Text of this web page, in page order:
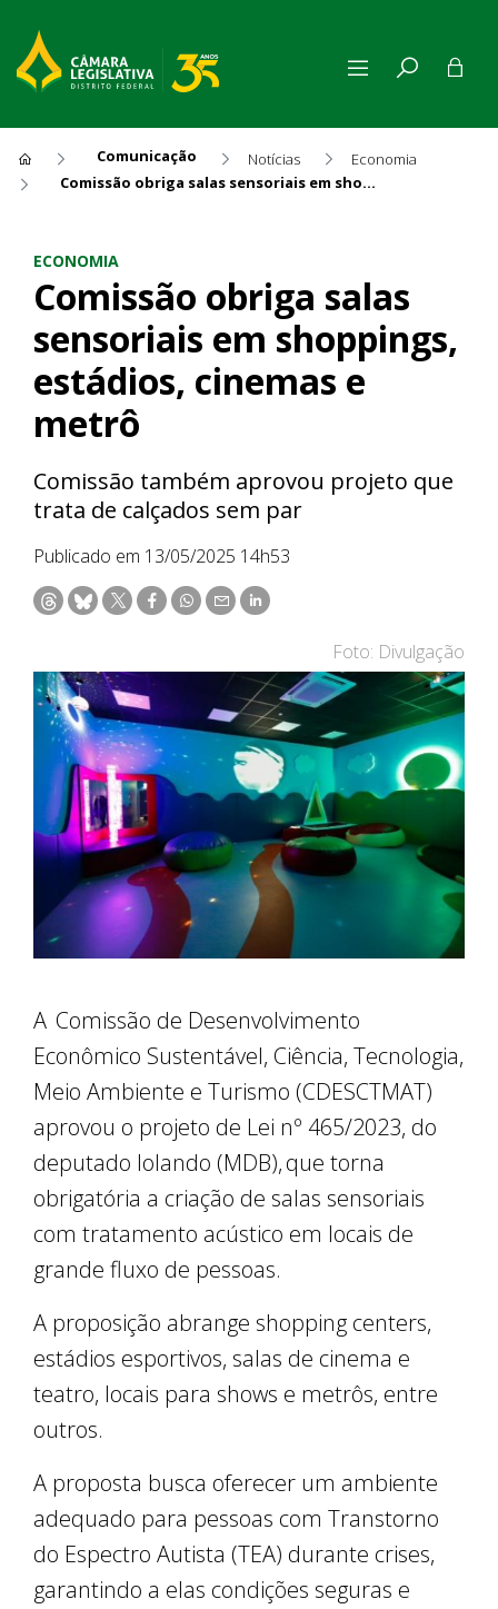
Comunicação Notícias
Economia
Comissão obriga salas sensoriais em shoppings, estádios, cinemas e metrô
ECONOMIA
Comissão obriga salas
sensoriais em shoppings,
estádios, cinemas e
metrô
Comissão também aprovou projeto que
trata de calçados sem par
Publicado em 13/05/2025 14h53
Foto: Divulgação
A Comissão de Desenvolvimento
Econômico Sustentável, Ciência, Tecnologia,
Meio Ambiente e Turismo (CDESCTMAT)
aprovou o projeto de Lei nº 465/2023, do
deputado Iolando (MDB), que torna
obrigatória a criação de salas sensoriais
com tratamento acústico em locais de
grande fluxo de pessoas.
A proposição abrange shopping centers,
estádios esportivos, salas de cinema e
teatro, locais para shows e metrôs, entre
outros.
A proposta busca oferecer um ambiente
adequado para pessoas com Transtorno
do Espectro Autista (TEA) durante crises,
garantindo a elas condições seguras e